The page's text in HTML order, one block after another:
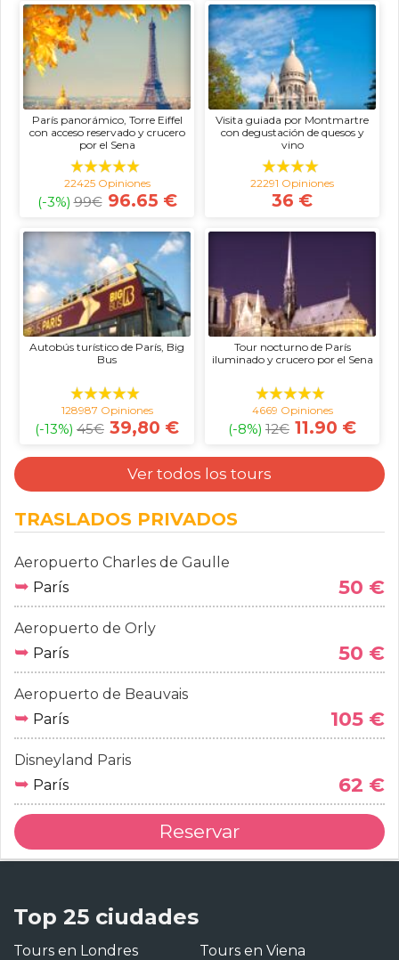
París panorámico, Torre Eiffel
con acceso reservado y crucero
por el Sena
22425 Opiniones
(-3%) 99€ 96.65 €
Visita guiada por Montmartre
con degustación de quesos y
vino
22291 Opiniones
36 €
Autobús turístico de París, Big
Bus
128987 Opiniones
(-13%) 45€ 39,80 €
Tour nocturno de París
iluminado y crucero por el Sena
4669 Opiniones
(-8%) 12€ 11.90 €
Ver todos los tours
TRASLADOS PRIVADOS
Aeropuerto Charles de Gaulle
➥ París 50 €
Aeropuerto de Orly
➥ París 50 €
Aeropuerto de Beauvais
➥ París 105 €
Disneyland Paris
➥ París 62 €
Reservar
Top 25 ciudades
Tours en Londres
Tours en Viena